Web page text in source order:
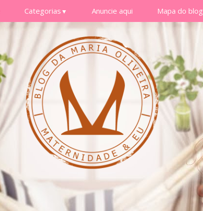
Categorias ▼ Anuncie aqui Mapa do blog